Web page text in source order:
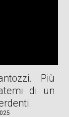
Più
di un